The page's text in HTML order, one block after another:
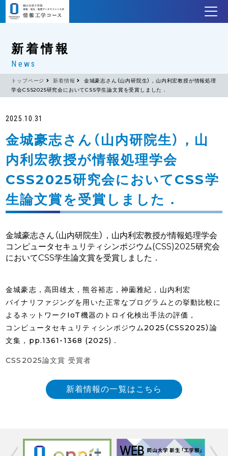
新着情報
News
トップページ 新着情報
金城豪志さん（山内研院生），山内利宏教授が情報処理
学会CSS2025研究会においてCSS学生論文賞を受賞しました．
2025.10.31
金城豪志さん（山内研院生），山
内利宏教授が情報処理学会
CSS2025研究会においてCSS学
生論文賞を受賞しました．
金城豪志さん（山内研院生），山内利宏教授が情報処理学会
コンピュータセキュリティシンポジウム(CSS)2025研究会
においてCSS学生論文賞を受賞しました．
金城豪志，高田雄太，熊谷裕志，神薗雅紀，山内利宏
バイナリファジングを用いた正常なプログラムとの挙動比較に
よるネットワークIoT機器のトロイ化検出手法の評価，
コンピュータセキュリティシンポジウム2025（CSS2025）論
文集，pp.1361-1368 (2025)．
CSS2025論文賞 受賞者
新着情報の一覧はこちら